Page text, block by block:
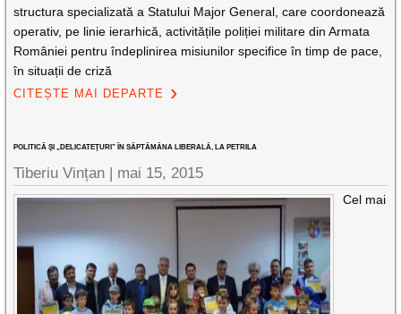
structura specializată a Statului Major General, care coordonează
operativ, pe linie ierarhică, activitățile poliției militare din Armata
României pentru îndeplinirea misiunilor specifice în timp de pace,
în situații de criză
CITEȘTE MAI DEPARTE
POLITICĂ ŞI „DELICATEŢURI” ÎN SĂPTĂMÂNA LIBERALĂ, LA PETRILA
Tiberiu Vințan | mai 15, 2015
Cel mai